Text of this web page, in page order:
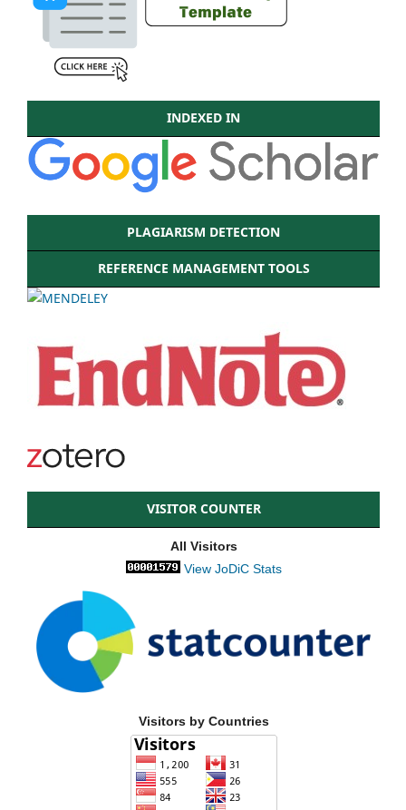
INDEXED IN
PLAGIARISM DETECTION
REFERENCE MANAGEMENT TOOLS
VISITOR COUNTER
All Visitors
View JoDiC Stats
Visitors by Countries